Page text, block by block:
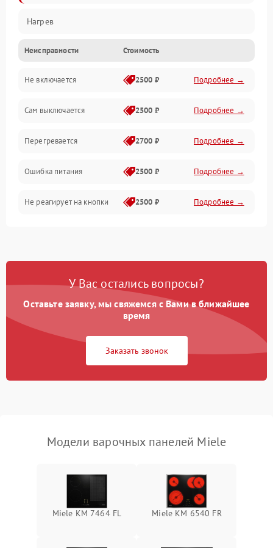
Нагрев
Неисправности Стоимость
Не включается 2500 ₽ Подробнее →
Сам выключается 2500 ₽ Подробнее →
Перегревается 2700 ₽ Подробнее →
Ошибка питания 2500 ₽ Подробнее →
Не реагирует на кнопки 2500 ₽ Подробнее →
У Вас остались вопросы?
Оставьте заявку, мы свяжемся с Вами в ближайшее
время
Заказать звонок
Модели варочных панелей Miele
Miele KM 7464 FL Miele KM 6540 FR